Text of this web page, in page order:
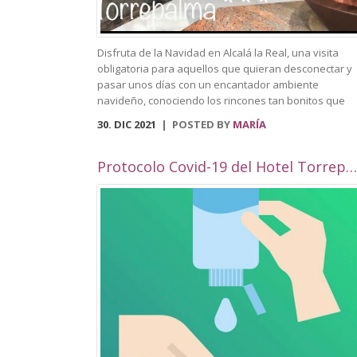
Disfruta de la Navidad en Alcalá la Real, una visita
obligatoria para aquellos que quieran desconectar y
pasar unos días con un encantador ambiente
navideño, conociendo los rincones tan bonitos que
ofrece nuestra localidad. Este año, Alcalá la Real
oferta todo tipo de actividades para todos los públicos
los Álamos y la Plaza del Ayuntamiento pasarán ser un
hielo artificial y un tiovivo, acompañados de un
alumbrado navideño digno de la hermosura de
nuestra localidad junto a puestos de castañas,
buñuelos y algodón dulce. Además, en el Compás de
Consolación albergará un elemento gigante en 3D que
reforzará la bonita iluminación ya mencionada. Podrás
perderte por nuestras calles decoradas, que contarán
con numerosas fachadas con ambientación navideña,
por la celebración de un concurso de fachadas y
escaparates. Volverá el Rey Virtual, del 26 de
30. DIC 2021 POSTED BY MARÍA
Protocolo Covid-19 del Hotel Torrepalma***